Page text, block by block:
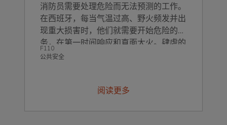
消防员需要处理危险而无法预测的工作。
在西班牙，每当气温过高、野火频发并出
现重大损害时，他们就需要开始危险的任
务，在第一时间响应和直面大火。肆虐的
野火可以在几分钟内从火星蔓延至四面八
F110
公共安全
阅读更多